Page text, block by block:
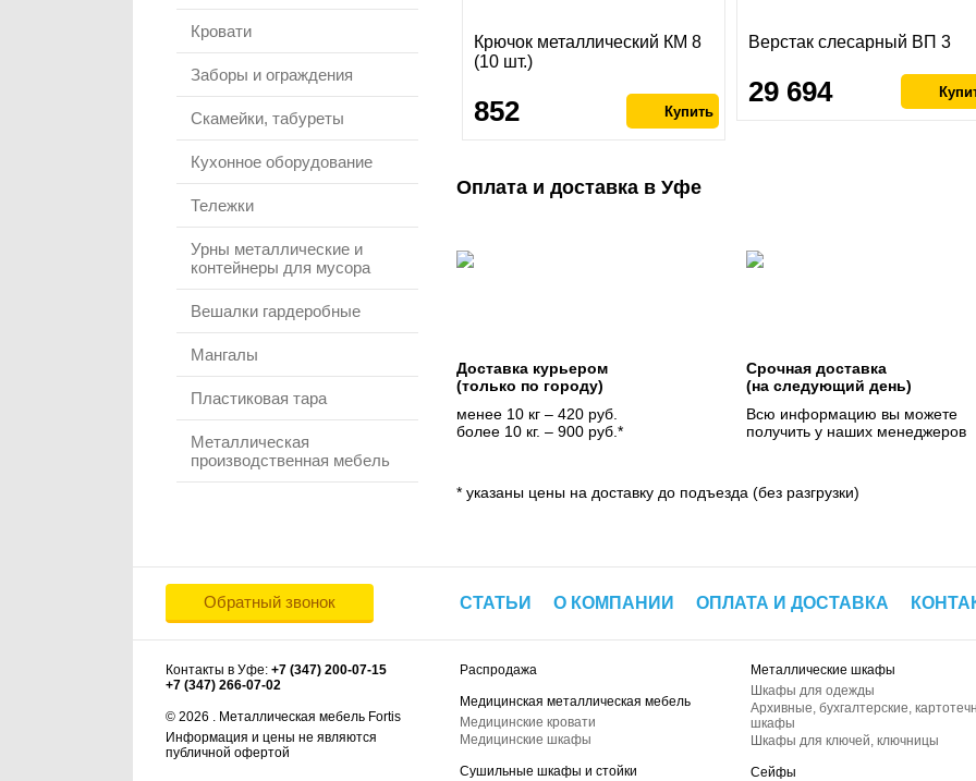
Кровати
Заборы и ограждения
Скамейки, табуреты
Кухонное оборудование
Тележки
Урны металлические и
контейнеры для мусора
Вешалки гардеробные
Мангалы
Пластиковая тара
Металлическая
производственная мебель
Крючок металлический КМ 8
(10 шт.)
852
Верстак слесарный ВП 3
29 694
Оплата и доставка в Уфе
Доставка курьером
(только по городу)
менее 10 кг – 420 руб.
более 10 кг. – 900 руб.*
Срочная доставка
(на следующий день)
Всю информацию вы можете
получить у наших менеджеров
* указаны цены на доставку до подъезда (без разгрузки)
Обратный звонок СТАТЬИ О КОМПАНИИ ОПЛАТА И ДОСТАВКА
Контакты в Уфе: +7 (347) 200-07-15
+7 (347) 266-07-02
© 2026 . Металлическая мебель Fortis
Информация и цены не являются
публичной офертой
Распродажа
Медицинская металлическая мебель
Медицинские кровати
Медицинские шкафы
Сушильные шкафы и стойки
Металлические шкафы
Шкафы для одежды
Архивные, бухгалтерские,
шкафы
Шкафы для ключей, ключницы
Сейфы